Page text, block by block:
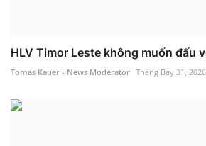
HLV Timor Leste không muốn đấu
Tomas Kauer - News Moderator Tháng Bảy 31, 2026